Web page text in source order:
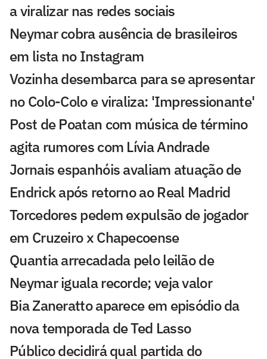
a viralizar nas redes sociais
Neymar cobra ausência de brasileiros
em lista no Instagram
Vozinha desembarca para se apresentar
no Colo-Colo e viraliza: 'Impressionante'
Post de Poatan com música de término
agita rumores com Lívia Andrade
Jornais espanhóis avaliam atuação de
Endrick após retorno ao Real Madrid
Torcedores pedem expulsão de jogador
em Cruzeiro x Chapecoense
Quantia arrecadada pelo leilão de
Neymar iguala recorde; veja valor
Bia Zaneratto aparece em episódio da
nova temporada de Ted Lasso
Público decidirá qual partida do